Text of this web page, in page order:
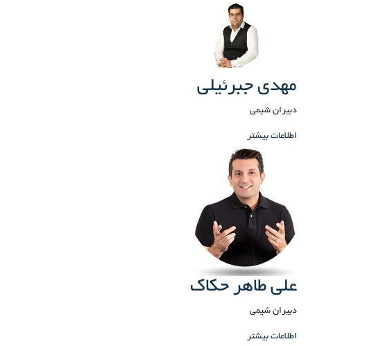
مهدی جبرئیلی
دبیران شیمی
اطلاعات بیشتر
علی طاهر حکاک
دبیران شیمی
اطلاعات بیشتر